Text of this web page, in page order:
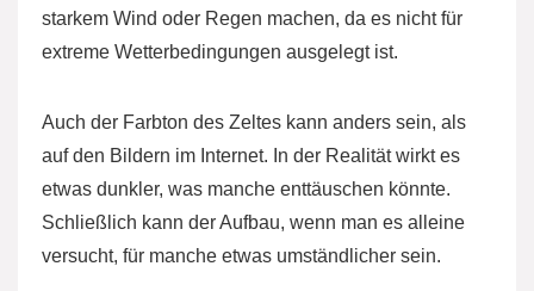
starkem Wind oder Regen machen, da es nicht für
extreme Wetterbedingungen ausgelegt ist.
Auch der Farbton des Zeltes kann anders sein, als
auf den Bildern im Internet. In der Realität wirkt es
etwas dunkler, was manche enttäuschen könnte.
Schließlich kann der Aufbau, wenn man es alleine
versucht, für manche etwas umständlicher sein.